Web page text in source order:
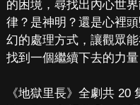
的困境，尋找出內心世
律？是神明？還是心裡
幻的處理方式，讓觀眾
找到一個繼續下去的力量
《地獄里長》全劇共 20